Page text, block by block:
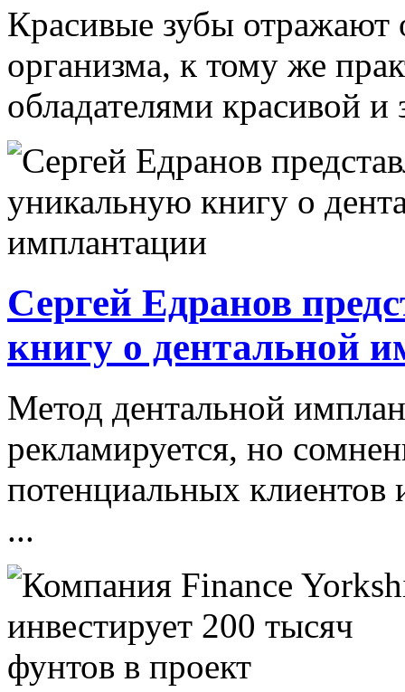
Красивые зубы отражают
организма, к тому же
обладателями красивой и
Сергей Едранов
книгу о дентальной
Метод дентальной
рекламируется, но
потенциальных клиентов
...